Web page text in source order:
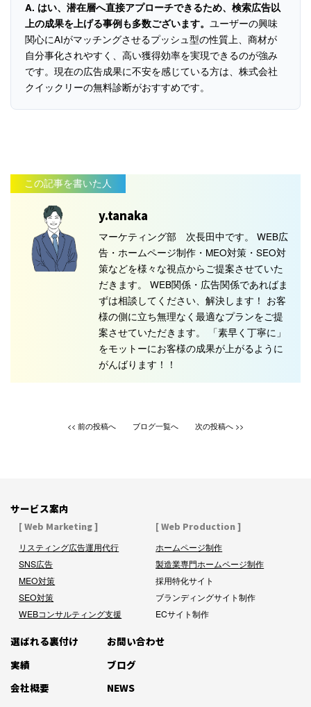
A. はい、潜在層へ直接アプローチできるため、検索広告以
上の成果を上げる事例も多数ございます。 ユーザーの興味
関心にAIがマッチングさせるプッシュ型の性質上、商材が
自分事化されやすく、高い獲得効率を実現できるのが強み
です。現在の広告成果に不安を感じている方は、株式会社
クイックリーの無料診断がおすすめです。
この記事を書いた人
y.tanaka
マーケティング部 次長田中です。 WEB広
告・ホームページ制作・MEO対策・SEO対
策などを様々な視点からご提案させていた
だきます。 WEB関係・広告関係であればま
ずは相談してください、解決します！ お客
様の側に立ち無理なく最適なプランをご提
案させていただきます。 「素早く丁寧に」
をモットーにお客様の成果が上がるように
がんばります！！
前の投稿へ ブログ一覧へ 次の投稿へ
サービス案内
[ Web Marketing ]
リスティング広告運用代行
SNS広告
MEO対策
SEO対策
WEBコンサルティング支援
[ Web Production ]
ホームページ制作
製造業専門ホームページ制作
採用特化サイト
ブランディングサイト制作
ECサイト制作
選ばれる裏付け
実績
会社概要
お問い合わせ
ブログ
NEWS